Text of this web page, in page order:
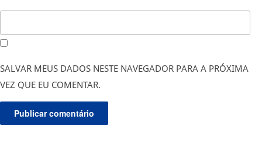
SALVAR MEUS DADOS NESTE NAVEGADOR PARA A PRÓXIMA
VEZ QUE EU COMENTAR.